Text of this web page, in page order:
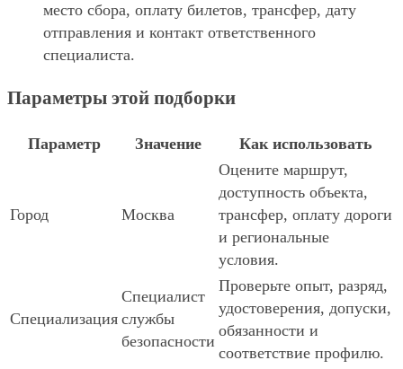
место сбора, оплату билетов, трансфер, дату
отправления и контакт ответственного
специалиста.
Параметры этой подборки
Параметр Значение Как использовать
Город Москва
Оцените маршрут,
доступность объекта,
трансфер, оплату дороги
и региональные
условия.
Специализация
Специалист
службы
безопасности
Проверьте опыт, разряд,
удостоверения, допуски,
обязанности и
соответствие профилю.